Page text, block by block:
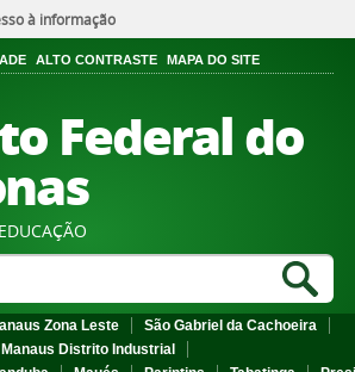
à informação
ALTO CONTRASTE MAPA DO SITE
Federal do
Zona Leste
São Gabriel da Cachoeira
Manaus Distrito Industrial